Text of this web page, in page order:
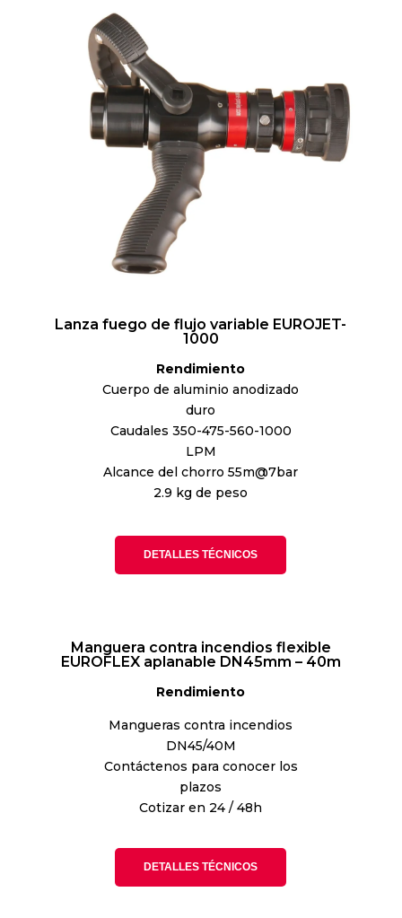
Lanza fuego de flujo variable EUROJET-
1000
Rendimiento
Cuerpo de aluminio anodizado
duro
Caudales 350-475-560-1000
LPM
Alcance del chorro 55m@7bar
2.9 kg de peso
DETALLES TÉCNICOS
Manguera contra incendios flexible
EUROFLEX aplanable DN45mm – 40m
Rendimiento
Mangueras contra incendios
DN45/40M
Contáctenos para conocer los
plazos
Cotizar en 24 / 48h
DETALLES TÉCNICOS